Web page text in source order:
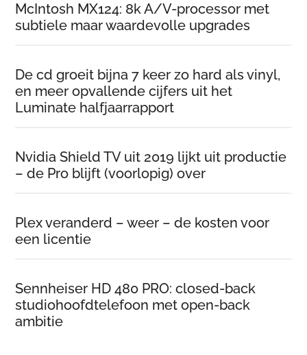
McIntosh MX124: 8k A/V-processor met
subtiele maar waardevolle upgrades
De cd groeit bijna 7 keer zo hard als vinyl,
en meer opvallende cijfers uit het
Luminate halfjaarrapport
Nvidia Shield TV uit 2019 lijkt uit productie
– de Pro blijft (voorlopig) over
Plex veranderd – weer – de kosten voor
een licentie
Sennheiser HD 480 PRO: closed-back
studiohoofdtelefoon met open-back
ambitie